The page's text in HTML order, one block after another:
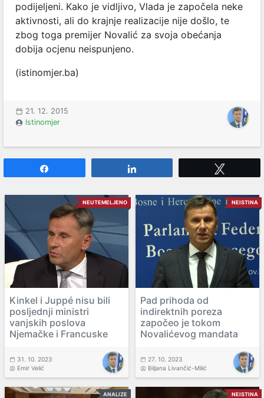
podijeljeni. Kako je vidljivo, Vlada je započela neke
aktivnosti, ali do krajnje realizacije nije došlo, te
zbog toga premijer Novalić za svoja obećanja
dobija ocjenu neispunjeno.
(istinomjer.ba)
21. 12. 2015
Istinomjer
NEUTEMELJENO
Kinkel i Juppé nisu bili
posljednji ministri
vanjskih poslova
Njemačke i Francuske
31. 10. 2023
Emir Velić
NEISTINA
Pad prihoda od
indirektnih poreza
započeo je tokom
Novalićevog mandata
27. 10. 2023
Biljana Livančić-Milić
ANALIZE NEISTINA